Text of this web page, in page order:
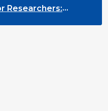
Researchers: